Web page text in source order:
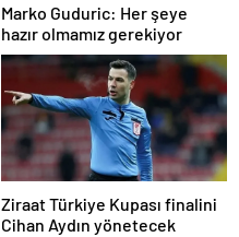
Marko Guduric: Her şeye
hazır olmamız gerekiyor
Ziraat Türkiye Kupası finalini
Cihan Aydın yönetecek